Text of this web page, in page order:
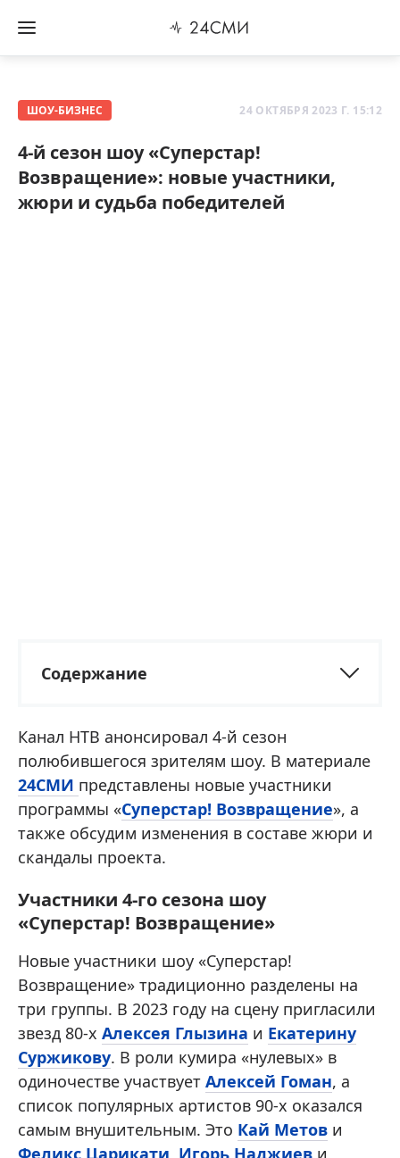
ШОУ-БИЗНЕС 24 ОКТЯБРЯ 2023 Г. 15:12
4-й сезон шоу «Суперстар!
Возвращение»: новые участники,
жюри и судьба победителей
Содержание
Канал НТВ анонсировал 4-й сезон
полюбившегося зрителям шоу. В материале
24СМИ представлены новые участники
программы «Суперстар! Возвращение», а
также обсудим изменения в составе жюри и
скандалы проекта.
Участники 4-го сезона шоу
«Суперстар! Возвращение»
Новые участники шоу «Суперстар!
Возвращение» традиционно разделены на
три группы. В 2023 году на сцену пригласили
звезд 80-х Алексея Глызина и Екатерину
Суржикову. В роли кумира «нулевых» в
одиночестве участвует Алексей Гоман, а
список популярных артистов 90-х оказался
самым внушительным. Это Кай Метов и
Феликс Царикати, Игорь Наджиев и